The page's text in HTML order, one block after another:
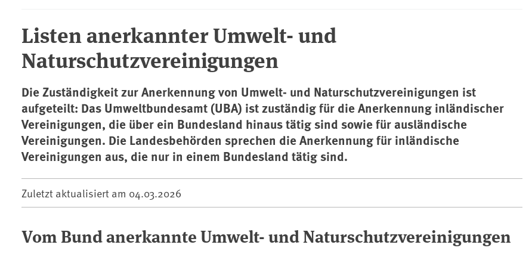
Listen anerkannter Umwelt- und
Naturschutzvereinigungen
Die Zuständigkeit zur Anerkennung von Umwelt- und Naturschutzvereinigungen ist
aufgeteilt: Das Umweltbundesamt (UBA) ist zuständig für die Anerkennung inländischer
Vereinigungen, die über ein Bundesland hinaus tätig sind sowie für ausländische
Vereinigungen. Die Landesbehörden sprechen die Anerkennung für inländische
Vereinigungen aus, die nur in einem Bundesland tätig sind.
Zuletzt aktualisiert am 04.03.2026
Vom Bund anerkannte Umwelt- und Naturschutzvereinigungen